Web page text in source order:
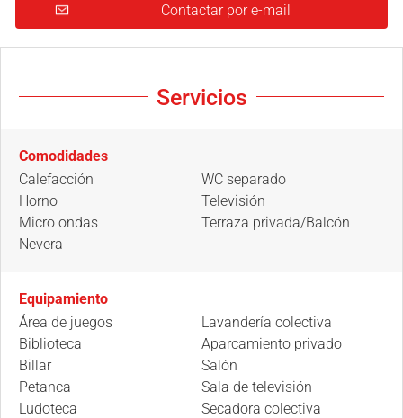
Contactar por e-mail
Servicios
Comodidades
Calefacción
Horno
Micro ondas
Nevera
WC separado
Televisión
Terraza privada/Balcón
Equipamiento
Área de juegos
Biblioteca
Billar
Petanca
Ludoteca
Lavandería colectiva
Aparcamiento privado
Salón
Sala de televisión
Secadora colectiva